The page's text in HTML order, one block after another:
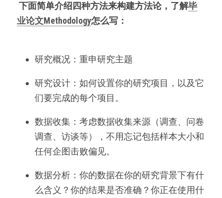
下面简单介绍四种方法来构建方法论，了解毕
业论文Methodology怎么写：
研究概况：重申研究主题
研究设计：如何设置你的研究项目，以及它
们要完成的每个项目。
数据收集：考虑数据收集来源（调查、问卷
调查、访谈等），不用忘记包括样本大小和
任何企图击败偏见。
数据分析：你的数据在你的研究背景下有什
么含义？你的结果是否准确？你正在使用什